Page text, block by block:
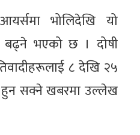
भोलिदेखि यो
बढ्ने भएको छ । दोषी
८ देखि २५
सक्ने खबरमा उल्लेख